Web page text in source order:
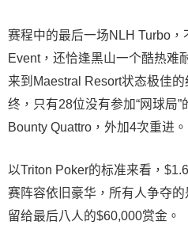
赛程中的最后一场NLH Turbo
Event，还恰逢黑山一个酷热难
来到Maestral Resort状态极佳
终，只有28位没有参加“网球局
Bounty Quattro，外加4次重进。
以Triton Poker的标准来看，
赛阵容依旧豪华，所有人争夺
留给最后八人的$60,000赏金。